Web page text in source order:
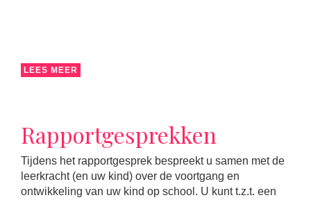
LEES MEER
Rapportgesprekken
Tijdens het rapportgesprek bespreekt u samen met de
leerkracht (en uw kind) over de voortgang en
ontwikkeling van uw kind op school. U kunt t.z.t. een